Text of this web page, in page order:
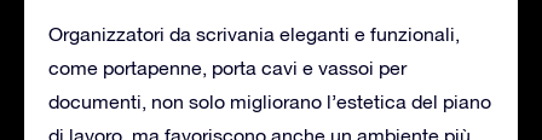
Organizzatori da scrivania eleganti e funzionali,
come portapenne, porta cavi e vassoi per
documenti, non solo migliorano l’estetica del piano
di lavoro, ma favoriscono anche un ambiente più